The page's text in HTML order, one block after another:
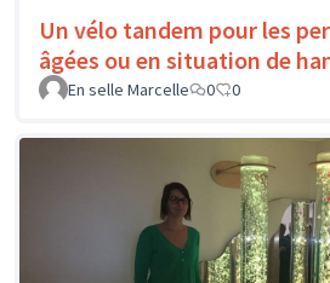
Un vélo tandem pour les
âgées ou en situation de
En selle Marcelle
0 0